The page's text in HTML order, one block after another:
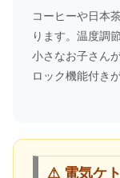
コーヒーや日本
ります。温度調
小さなお子さん
ロック機能付き
⚠ 電気ケ